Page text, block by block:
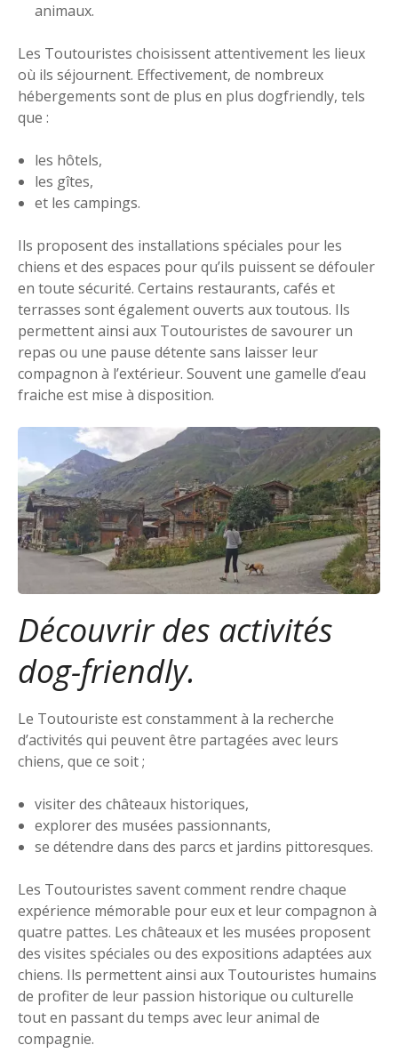
animaux.
Les Toutouristes choisissent attentivement les lieux
où ils séjournent. Effectivement, de nombreux
hébergements sont de plus en plus dogfriendly, tels
que :
les hôtels,
les gîtes,
et les campings.
Ils proposent des installations spéciales pour les
chiens et des espaces pour qu’ils puissent se défouler
en toute sécurité. Certains restaurants, cafés et
terrasses sont également ouverts aux toutous. Ils
permettent ainsi aux Toutouristes de savourer un
repas ou une pause détente sans laisser leur
compagnon à l’extérieur. Souvent une gamelle d’eau
fraiche est mise à disposition.
Découvrir des activités
dog-friendly.
Le Toutouriste est constamment à la recherche
d’activités qui peuvent être partagées avec leurs
chiens, que ce soit ;
visiter des châteaux historiques,
explorer des musées passionnants,
se détendre dans des parcs et jardins pittoresques.
Les Toutouristes savent comment rendre chaque
expérience mémorable pour eux et leur compagnon à
quatre pattes. Les châteaux et les musées proposent
des visites spéciales ou des expositions adaptées aux
chiens. Ils permettent ainsi aux Toutouristes humains
de profiter de leur passion historique ou culturelle
tout en passant du temps avec leur animal de
compagnie.